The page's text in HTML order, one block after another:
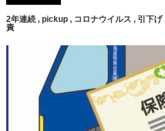
2年連続, pickup, コロナウイルス , 引下げ
責